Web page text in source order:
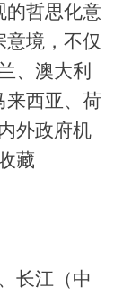
的哲思化意
境，不仅
、澳大利
来西亚、荷
外政府机
藏
长江（中